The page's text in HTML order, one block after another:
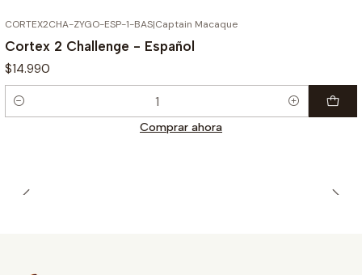
CORTEX2CHA-ZYGO-ESP-1-BAS|Captain Macaque
Cortex 2 Challenge - Español
$14.990
Cantidad
Comprar ahora